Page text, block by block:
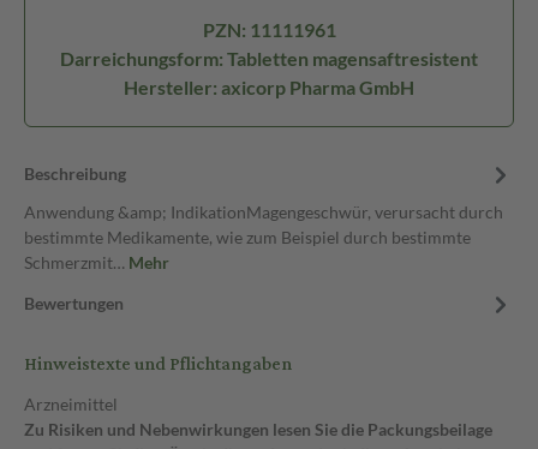
PZN: 11111961
Darreichungsform: Tabletten magensaftresistent
Hersteller: axicorp Pharma GmbH
Beschreibung
Anwendung &amp; IndikationMagengeschwür, verursacht durch
bestimmte Medikamente, wie zum Beispiel durch bestimmte
Schmerzmit… Mehr
Bewertungen
Hinweistexte und Pflichtangaben
Arzneimittel
Zu Risiken und Nebenwirkungen lesen Sie die Packungsbeilage